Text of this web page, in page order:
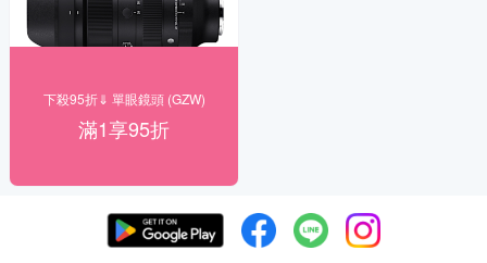
下殺95折⇓ 單眼鏡頭 (GZW)
滿1享95折